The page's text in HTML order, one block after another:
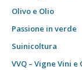
Olivo e Olio
Passione in verde
Suinicoltura
VVQ – Vigne Vini e